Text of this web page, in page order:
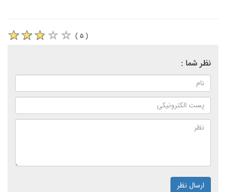
( ۵ )
نظر شما :
ارسال نظر